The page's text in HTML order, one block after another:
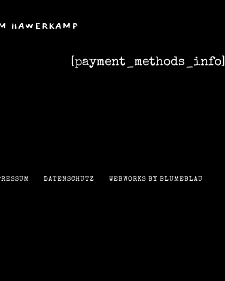
HAWERKAMP
[payment_methods_info]
DATENSCHUTZ WEBWORKS BY BLUMEBLAU